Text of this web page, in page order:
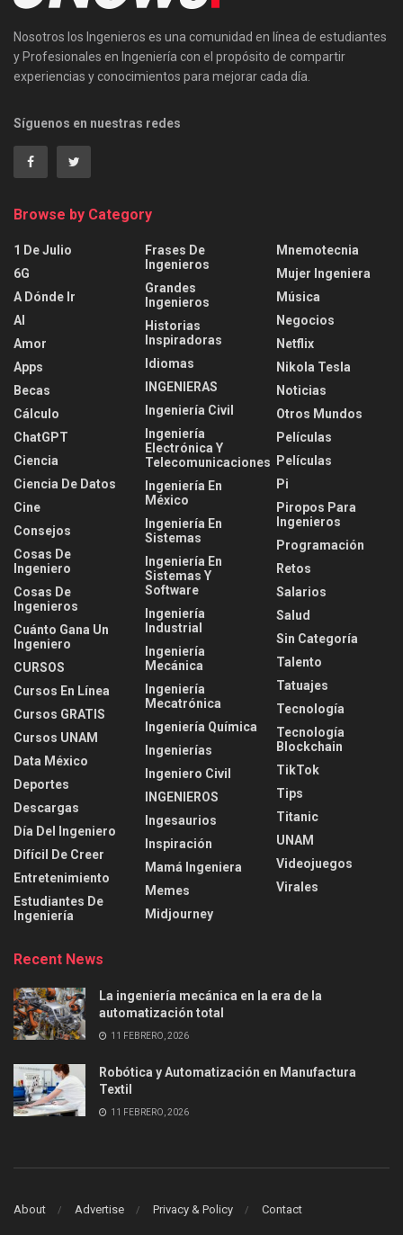
Nosotros los Ingenieros es una comunidad en línea de estudiantes
y Profesionales en Ingeniería con el propósito de compartir
experiencias y conocimientos para mejorar cada día.
Síguenos en nuestras redes
Browse by Category
1 De Julio
6G
A Dónde Ir
AI
Amor
Apps
Becas
Cálculo
ChatGPT
Ciencia
Ciencia De Datos
Cine
Consejos
Cosas De
Ingeniero
Cosas De
Ingenieros
Cuánto Gana Un
Ingeniero
CURSOS
Cursos En Línea
Cursos GRATIS
Cursos UNAM
Data México
Deportes
Descargas
Día Del Ingeniero
Difícil De Creer
Entretenimiento
Estudiantes De
Ingeniería
Frases De
Ingenieros
Grandes
Ingenieros
Historias
Inspiradoras
Idiomas
INGENIERAS
Ingeniería Civil
Ingeniería
Electrónica Y
Telecomunicaciones
Ingeniería En
México
Ingeniería En
Sistemas
Ingeniería En
Sistemas Y
Software
Ingeniería
Industrial
Ingeniería
Mecánica
Ingeniería
Mecatrónica
Ingeniería Química
Ingenierías
Ingeniero Civil
INGENIEROS
Ingesaurios
Inspiración
Mamá Ingeniera
Memes
Midjourney
Mnemotecnia
Mujer Ingeniera
Música
Negocios
Netflix
Nikola Tesla
Noticias
Otros Mundos
Películas
Películas
Pi
Piropos Para
Ingenieros
Programación
Retos
Salarios
Salud
Sin Categoría
Talento
Tatuajes
Tecnología
Tecnología
Blockchain
TikTok
Tips
Titanic
UNAM
Videojuegos
Virales
Recent News
La ingeniería mecánica en la era de la
automatización total
11 FEBRERO, 2026
Robótica y Automatización en Manufactura
Textil
11 FEBRERO, 2026
About Advertise Privacy & Policy Contact